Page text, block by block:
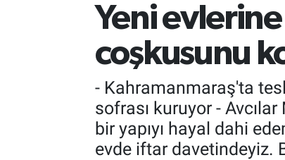
Yeni
coşkusunu
- Kahramanmaraş'ta
sofrası kuruyor -
bir yapıyı hayal dahi
evde iftar davetindeyiz.
Trafik Durumu
TFF 2.Lig Kırmızı Grup Puan Durumu ve
Tüm Manşetler
Son Dakika Haberleri